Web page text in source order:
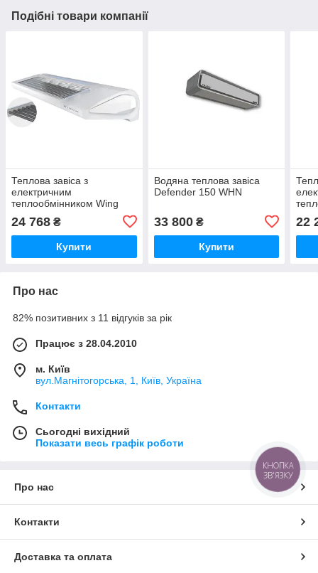
Подібні товари компанії
Теплова завіса з
електричним
теплообмінником Wing
24 768 ₴
Купити
Водяна теплова завіса
Defender 150 WHN
33 800₴
Купити
22
Про нас
82% позитивних з 11 відгуків за рік
Працює з 28.04.2010
м. Київ
вул.Магнітогорська, 1, Київ, Україна
Контакти
Сьогодні вихідний
Показати весь графік роботи
Про нас
Контакти
Доставка та оплата
КНОПКА
ЗВ'ЯЗКУ